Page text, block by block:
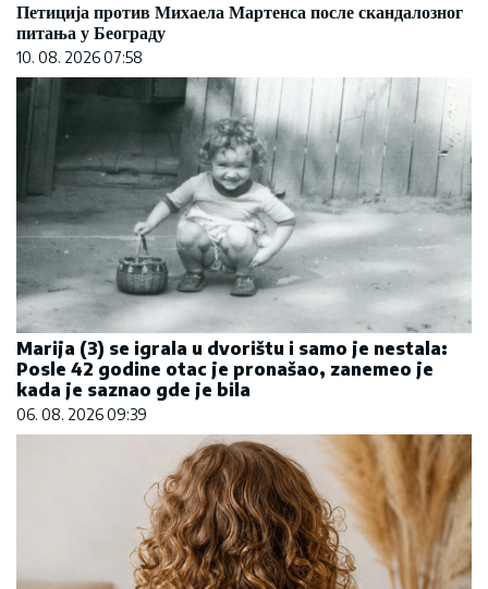
Петиција против Михаела Мартенса после скандалозног
питања у Београду
10. 08. 2026 07:58
Marija (3) se igrala u dvorištu i samo je nestala:
Posle 42 godine otac je pronašao, zanemeo je
kada je saznao gde je bila
06. 08. 2026 09:39